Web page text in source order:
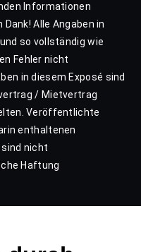
Informationen
Alle Angaben in
so vollständig wie
Fehler nicht
in diesem Exposé sind
/ Mietvertrag
Veröffentlichte
enthaltenen
nicht
Haftung